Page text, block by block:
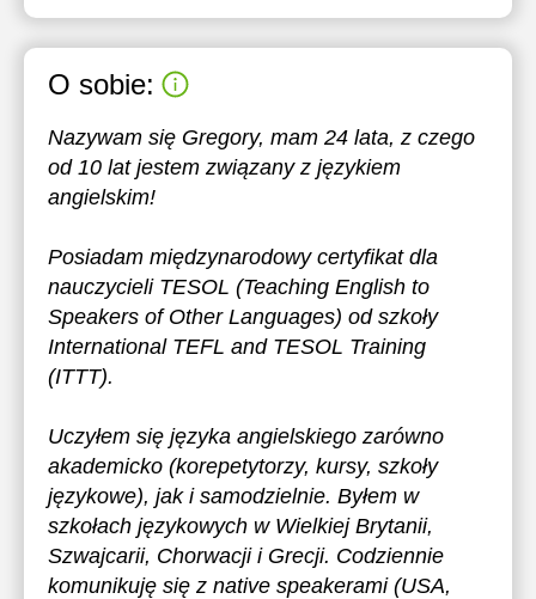
O sobie:
Nazywam się Gregory, mam 24 lata, z czego
od 10 lat jestem związany z językiem
angielskim!
Posiadam międzynarodowy certyfikat dla
nauczycieli TESOL (Teaching English to
Speakers of Other Languages) od szkoły
International TEFL and TESOL Training
(ITTT).
Uczyłem się języka angielskiego zarówno
akademicko (korepetytorzy, kursy, szkoły
językowe), jak i samodzielnie. Byłem w
szkołach językowych w Wielkiej Brytanii,
Szwajcarii, Chorwacji i Grecji. Codziennie
komunikuję się z native speakerami (USA,